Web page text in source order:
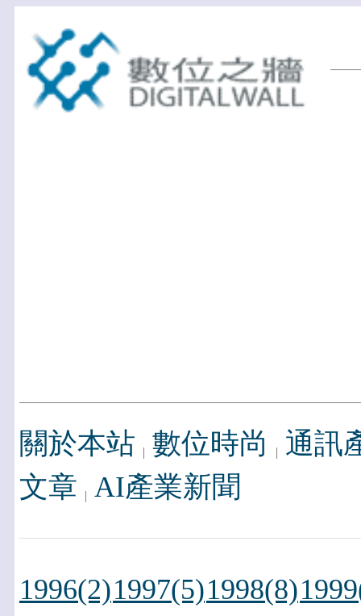
關於本站 數位時尚
通訊
文章 AI產業新聞
1996(2)1997(5)1998(8)